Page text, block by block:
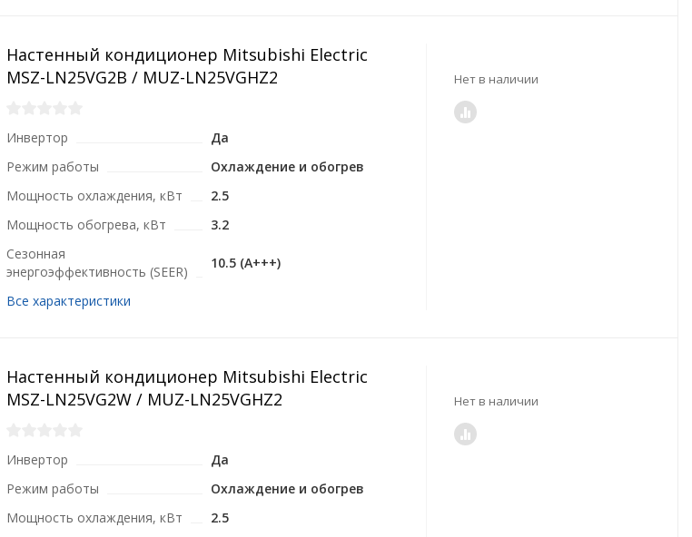
Настенный кондиционер Mitsubishi Electric
MSZ-LN25VG2B / MUZ-LN25VGHZ2
Инвертор
Да
Режим работы
Охлаждение и обогрев
Мощность охлаждения, кВт
2.5
Мощность обогрева, кВт
3.2
Сезонная
энергоэффективность (SEER)
10.5 (A+++)
Все характеристики
Нет в наличии
Настенный кондиционер Mitsubishi Electric
MSZ-LN25VG2W / MUZ-LN25VGHZ2
Инвертор
Да
Режим работы
Охлаждение и обогрев
Мощность охлаждения, кВт
2.5
Нет в наличии